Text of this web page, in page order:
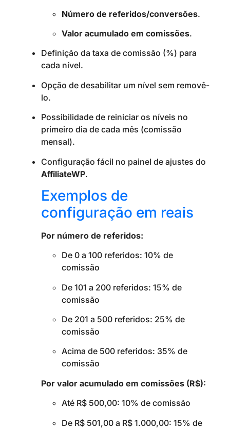
Número de referidos/conversões.
Valor acumulado em comissões.
Definição da taxa de comissão (%) para
cada nível.
Opção de desabilitar um nível sem removê-
lo.
Possibilidade de reiniciar os níveis no
primeiro dia de cada mês (comissão
mensal).
Configuração fácil no painel de ajustes do
AffiliateWP.
Exemplos de
configuração em reais
Por número de referidos:
De 0 a 100 referidos: 10% de
comissão
De 101 a 200 referidos: 15% de
comissão
De 201 a 500 referidos: 25% de
comissão
Acima de 500 referidos: 35% de
comissão
Por valor acumulado em comissões (R$):
Até R$ 500,00: 10% de comissão
De R$ 501,00 a R$ 1.000,00: 15% de